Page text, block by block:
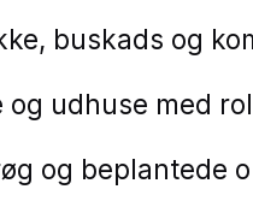
buskads og
og udhuse med
og beplantede